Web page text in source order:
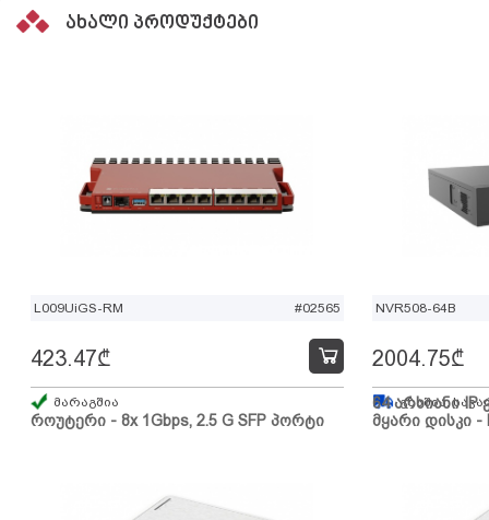
ახალი პროდუქტები
L009UiGS-RM #02565
როუტერი - 8x 1Gbps, 2.5 G SFP პორტი
423.47₾
მარაგშია
NVR508-64B
64 არხიანი IP
მყარი დისკი -
2004.75₾
გზაშია,